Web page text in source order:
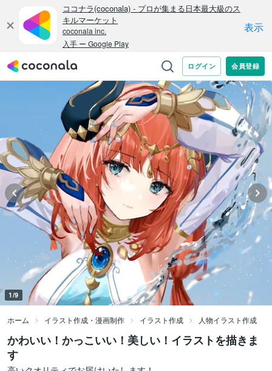
1/9
ホーム イラスト作成・漫画制作 イラスト作成 人物イラスト作成
かわいい！かっこいい！美しい！イラストを描きま
す